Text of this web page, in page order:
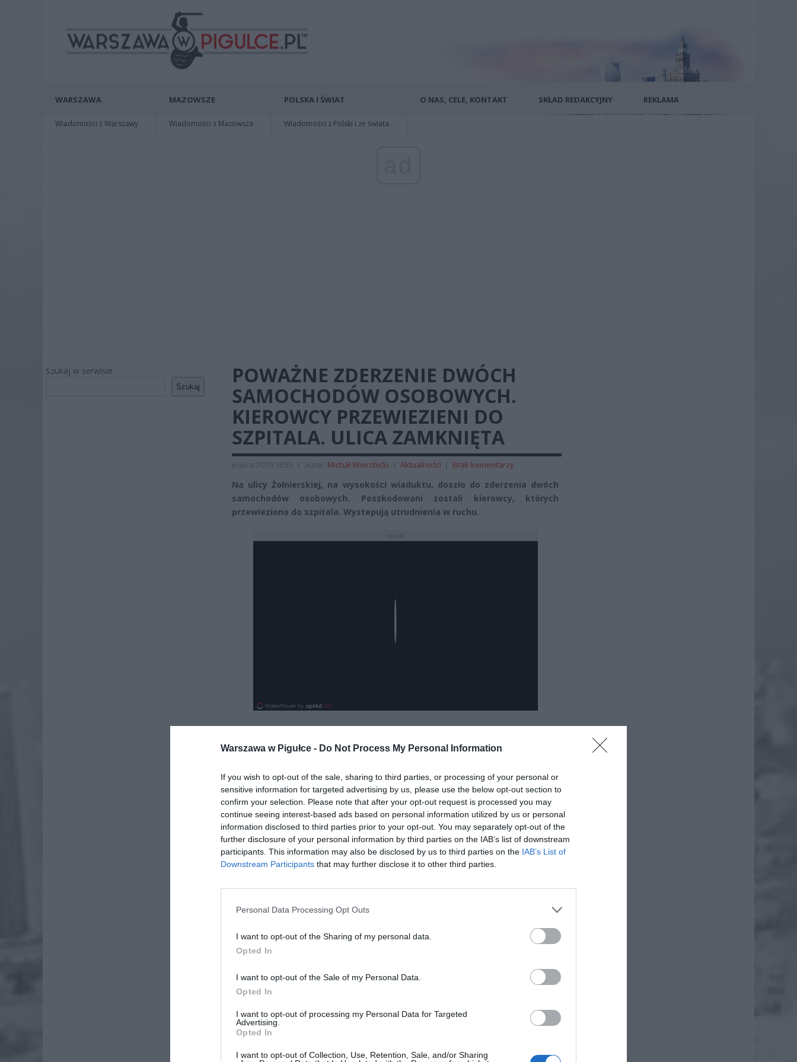
Warszawa w Pigułce - Do Not Process My Personal Information
If you wish to opt-out of the sale, sharing to third parties, or processing of your personal or
sensitive information for targeted advertising by us, please use the below opt-out section to
confirm your selection. Please note that after your opt-out request is processed you may
continue seeing interest-based ads based on personal information utilized by us or personal
information disclosed to third parties prior to your opt-out. You may separately opt-out of the
further disclosure of your personal information by third parties on the IAB’s list of downstream
participants. This information may also be disclosed by us to third parties on the IAB’s List of
Downstream Participants that may further disclose it to other third parties.
Personal Data Processing Opt Outs
I want to opt-out of the Sharing of my personal data.
Opted In
I want to opt-out of the Sale of my Personal Data.
Opted In
I want to opt-out of processing my Personal Data for Targeted
Advertising.
Opted In
I want to opt-out of Collection, Use, Retention, Sale, and/or Sharing
WARSZAWA
Wiadomości z Warszawy
MAZOWSZE
Wiadomości z Mazowsza
POLSKA I ŚWIAT
Wiadomości z Polski i ze świata
O NAS, CELE, KONTAKT SKŁAD REDAKCYJNY REKLAMA
Szukaj w serwisie
Szukaj
POWAŻNE ZDERZENIE DWÓCH
SAMOCHODÓW OSOBOWYCH.
KIEROWCY PRZEWIEZIENI DO
SZPITALA. ULICA ZAMKNIĘTA
6 lipca 2019 18:55 | Autor: Michał Wierzbicki | Aktualności | Brak komentarzy
Na ulicy Żołnierskiej, na wysokości wiaduktu, doszło do zderzenia dwóch
samochodów osobowych. Poszkodowani zostali kierowcy, których
przewieziono do szpitala. Wystepują utrudnienia w ruchu.
ad
Dodaj nas do preferowanych źródeł w Google Dodaj